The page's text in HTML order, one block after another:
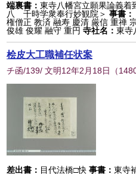
端裏書：東寺八幡宮立願果論義
八 千時学衆奉行妙観院＞ 事書：
権僧正 教済 融寿 慶清 厳信 重禅
俊雄 俊耀 融守 重円 寺社名：東寺
桧皮大工職補任状案
チ函/139/ 文明12年2月18日 （
差出書： 目代法橋□快 事書：東寺